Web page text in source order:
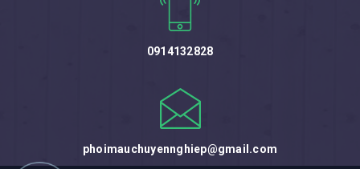
0914132828
phoimauchuyennghiep@gmail.com